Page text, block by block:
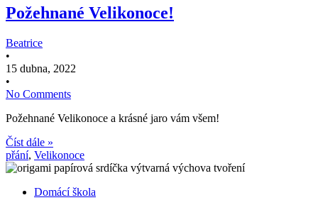
Požehnané Velikonoce!
Beatrice
•
15 dubna, 2022
•
No Comments
Požehnané Velikonoce a krásné jaro vám všem!
Číst dále »
přání, Velikonoce
Domácí škola